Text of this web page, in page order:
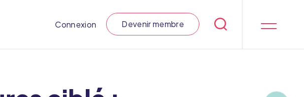
Devenir membre
Connexion